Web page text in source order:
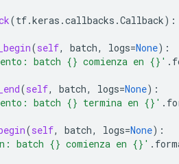
(tf.keras .callbacks .Callback):
(self, batch, logs=None):
batch {} comienza en {} ' .
(self, batch, logs=None):
batch {} termina en {} ' .
(self, batch, logs=None):
batch {} comienza en {} ' .